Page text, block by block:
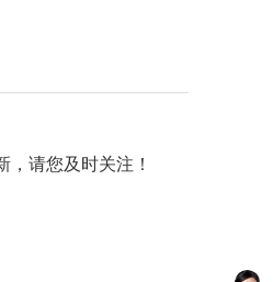
请您及时关注！